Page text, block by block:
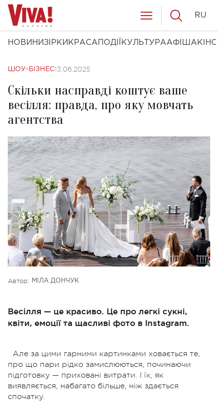
НОВИНИ ЗІРКИ КРАСА ПОДІЇ КУЛЬТУРААФІША КІНО
RU
ШОУ-БІЗНЕС13.06.2025
Скільки насправді коштує ваше
весілля: правда, про яку мовчать
агентства
Автор: МІЛА ДОНЧУК
Весілля — це красиво. Це про легкі сукні,
квіти, емоції та щасливі фото в Instagram.
Але за цими гарними картинками ховається те,
про що пари рідко замислюються, починаючи
підготовку — приховані витрати. І їх, як
виявляється, набагато більше, ніж здається
спочатку.